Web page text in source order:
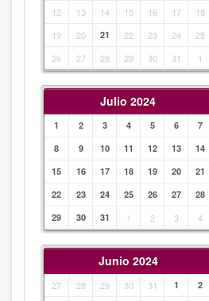
12
13 14 15 16 17
18
19
20 21 22 23 24
25
26
27 28 29 30 31 1
Julio 2024
1 2 3 4 5 6
7
8
9 10 11 12 13
14
15
16 17 18 19 20
21
22
23 24 25 26 27
28
29
30 31 1 2 3 4
Junio 2024
27 28 29 30 31 1
2